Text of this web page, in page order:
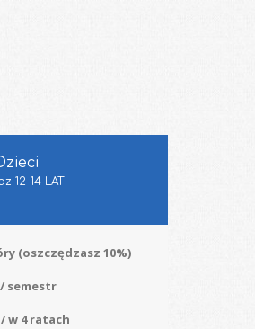
12-14 LAT
(oszczędzasz 10%)
/ semestr
/ w 4 ratach